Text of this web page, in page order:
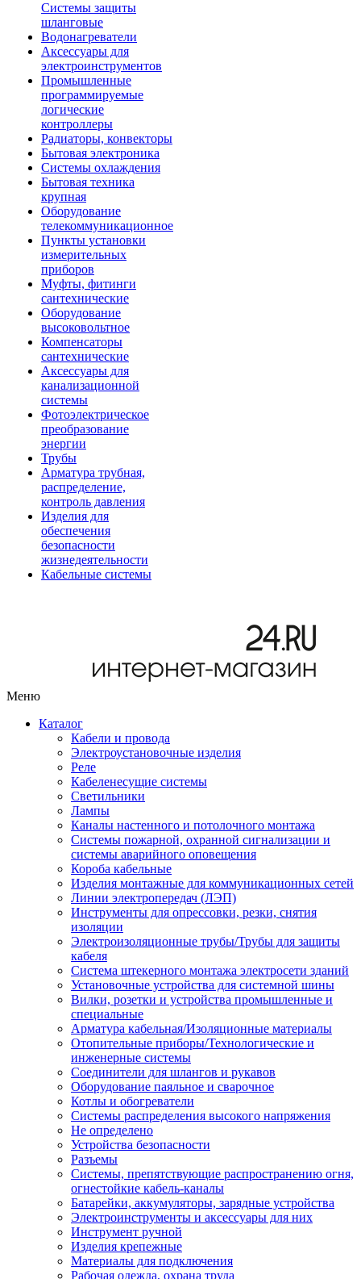
Системы защиты
шланговые
Водонагреватели
Аксессуары для
электроинструментов
Промышленные
программируемые
логические
контроллеры
Радиаторы, конвекторы
Бытовая электроника
Системы охлаждения
Бытовая техника
крупная
Оборудование
телекоммуникационное
Пункты установки
измерительных
приборов
Муфты, фитинги
сантехнические
Оборудование
высоковольтное
Компенсаторы
сантехнические
Аксессуары для
канализационной
системы
Фотоэлектрическое
преобразование
энергии
Трубы
Арматура трубная,
распределение,
контроль давления
Изделия для
обеспечения
безопасности
жизнедеятельности
Кабельные системы
Меню
Каталог
Кабели и провода
Электроустановочные изделия
Реле
Кабеленесущие системы
Светильники
Лампы
Каналы настенного и потолочного монтажа
Системы пожарной, охранной сигнализации и
системы аварийного оповещения
Короба кабельные
Изделия монтажные для коммуникационных сетей
Линии электропередач (ЛЭП)
Инструменты для опрессовки, резки, снятия
изоляции
Электроизоляционные трубы/Трубы для защиты
кабеля
Система штекерного монтажа электросети зданий
Установочные устройства для системной шины
Вилки, розетки и устройства промышленные и
специальные
Арматура кабельная/Изоляционные материалы
Отопительные приборы/Технологические и
инженерные системы
Соединители для шлангов и рукавов
Оборудование паяльное и сварочное
Котлы и обогреватели
Системы распределения высокого напряжения
Не определено
Устройства безопасности
Разъемы
Системы, препятствующие распространению огня,
огнестойкие кабель-каналы
Батарейки, аккумуляторы, зарядные устройства
Электроинструменты и аксессуары для них
Инструмент ручной
Изделия крепежные
Материалы для подключения
Рабочая одежда, охрана труда